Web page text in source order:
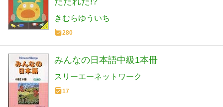
きむらゆういち
280
みんなの日本語中級1本冊
スリーエーネットワーク
17